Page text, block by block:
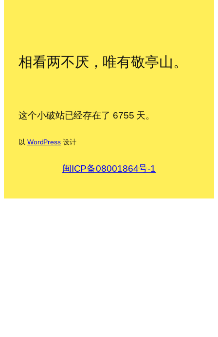
相看两不厌，唯有敬亭山。
这个小破站已经存在了 6755 天。
以 WordPress设计
闽ICP备08001864号-1